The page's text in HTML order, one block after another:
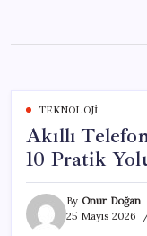
content
TEKNOLOJI
Akıllı
10 Pratik
By Onur Doğan
25 Mayıs 2026